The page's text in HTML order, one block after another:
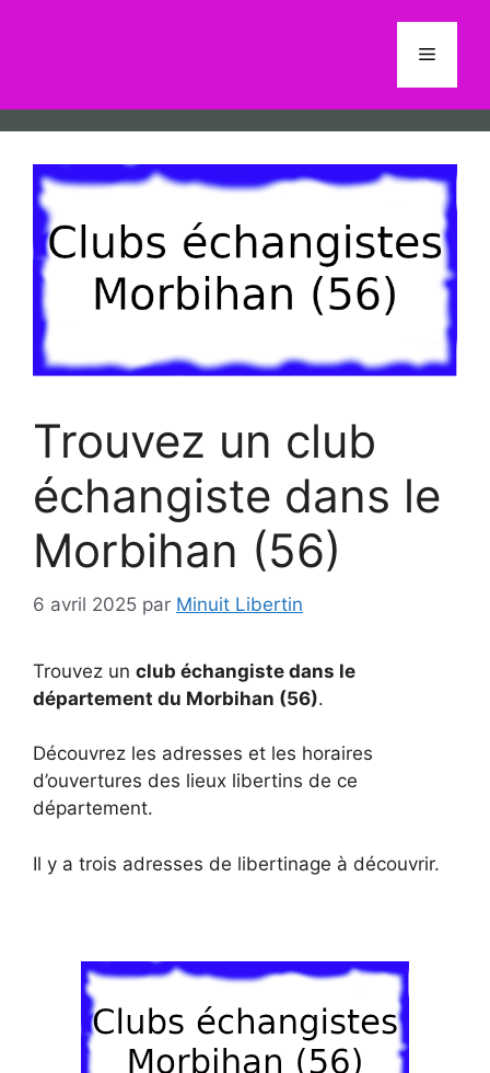
Menu
Trouvez un club
échangiste dans le
Morbihan (56)
6 avril 2025 par Minuit Libertin
Trouvez un club échangiste dans le
département du Morbihan (56).
Découvrez les adresses et les horaires
d’ouvertures des lieux libertins de ce
département.
Il y a trois adresses de libertinage à découvrir.